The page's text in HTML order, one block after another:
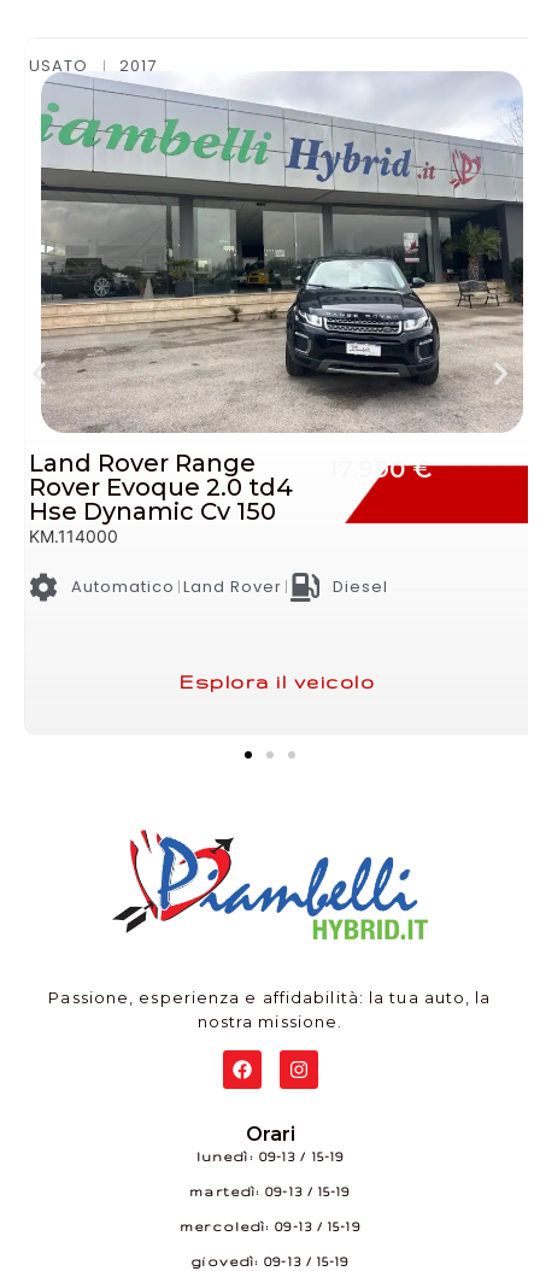
USATO 2015
Ford Ecosport 1.5 Tdci
Titanium Neopatentati
Cv 90
KM.145000
11.990 €
Manuale Ford Diesel
Esplora il veicolo
Passione, esperienza e affidabilità: la tua auto, la
nostra missione.
Orari
lunedì: 09–13 / 15–19
martedì: 09–13 / 15–19
mercoledì: 09–13 / 15–19
giovedì: 09–13 / 15–19